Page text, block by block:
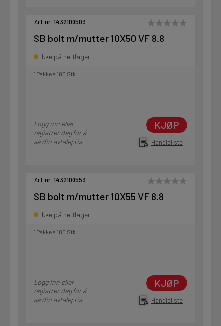
Art.nr. 1432100503
SB bolt m/mutter 10X50 VF 8.8
Ikke på nettlager
1 Pakke a 100 Stk
Logg inn eller
registrer deg for å
se din avtalepris
KJØP
Handleliste
Art.nr. 1432100553
SB bolt m/mutter 10X55 VF 8.8
Ikke på nettlager
1 Pakke a 100 Stk
Logg inn eller
registrer deg for å
se din avtalepris
KJØP
Handleliste